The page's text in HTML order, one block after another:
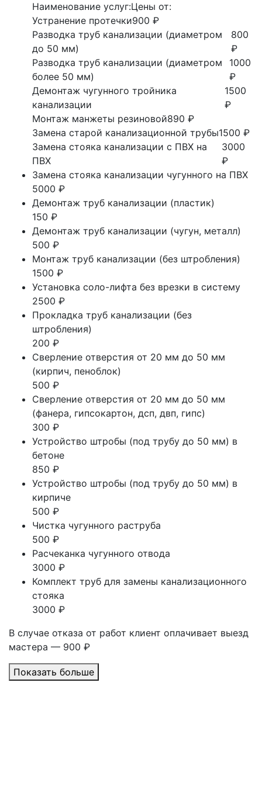
Наименование услуг:Цены от:
Устранение протечки900 ₽
Разводка труб канализации (диаметром
до 50 мм)
800
₽
Разводка труб канализации (диаметром
более 50 мм)
1000
₽
Демонтаж чугунного тройника
канализации
1500
₽
Монтаж манжеты резиновой890 ₽
Замена старой канализационной трубы1500 ₽
Замена стояка канализации с ПВХ на
ПВХ
3000
₽
Замена стояка канализации чугунного на ПВХ
5000 ₽
Демонтаж труб канализации (пластик)
150 ₽
Демонтаж труб канализации (чугун, металл)
500 ₽
Монтаж труб канализации (без штробления)
1500 ₽
Установка соло-лифта без врезки в систему
2500 ₽
Прокладка труб канализации (без
штробления)
200 ₽
Сверление отверстия от 20 мм до 50 мм
(кирпич, пеноблок)
500 ₽
Сверление отверстия от 20 мм до 50 мм
(фанера, гипсокартон, дсп, двп, гипс)
300 ₽
Устройство штробы (под трубу до 50 мм) в
бетоне
850 ₽
Устройство штробы (под трубу до 50 мм) в
кирпиче
500 ₽
Чистка чугунного раструба
500 ₽
Расчеканка чугунного отвода
3000 ₽
Комплект труб для замены канализационного
стояка
3000 ₽
В случае отказа от работ клиент оплачивает выезд
мастера — 900 ₽
Показать больше